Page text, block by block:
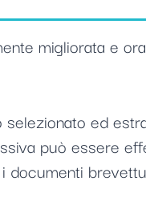
migliorata e
ed
può essere